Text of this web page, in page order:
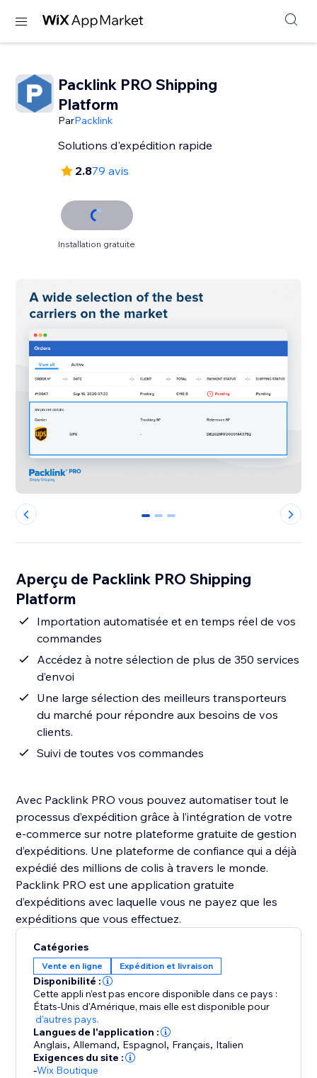
Packlink PRO Shipping
Platform
ParPacklink
Solutions d'expédition rapide
2.879 avis
Installation gratuite
0 1 2
Aperçu de Packlink PRO Shipping
Platform
Importation automatisée et en temps réel de vos
commandes
Accédez à notre sélection de plus de 350 services
d’envoi
Une large sélection des meilleurs transporteurs
du marché pour répondre aux besoins de vos
clients.
Suivi de toutes vos commandes
Avec Packlink PRO vous pouvez automatiser tout le
processus d’expédition grâce à l’intégration de votre
e-commerce sur notre plateforme gratuite de gestion
d’expéditions. Une plateforme de confiance qui a déjà
expédié des millions de colis à travers le monde.
Packlink PRO est une application gratuite
d’expéditions avec laquelle vous ne payez que les
Catégories
Vente en ligne Expédition et livraison
Disponibilité :
Cette appli n’est pas encore disponible dans ce pays :
États-Unis d'Amérique,mais elle est disponible pour
d'autres pays.
Langues de l'application :
Anglais, Allemand, Espagnol, Français, Italien
Exigences du site :
-Wix Boutique